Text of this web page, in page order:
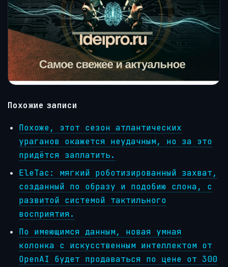
Похожие записи
Похоже, этот сезон атлантических
ураганов окажется неудачным, но за это
придётся заплатить.
EleTac: мягкий роботизированный захват,
созданный по образу и подобию слона, с
развитой системой тактильного
восприятия.
По имеющимся данным, новая умная
колонка с искусственным интеллектом от
OpenAI будет продаваться по цене от 300